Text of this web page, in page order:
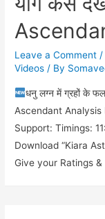
Leave a Comment
Videos / By
धनु लग्न में ग्रहों के
Ascendant
Support: Timings:
Download “Kiara
Give your Ratings &